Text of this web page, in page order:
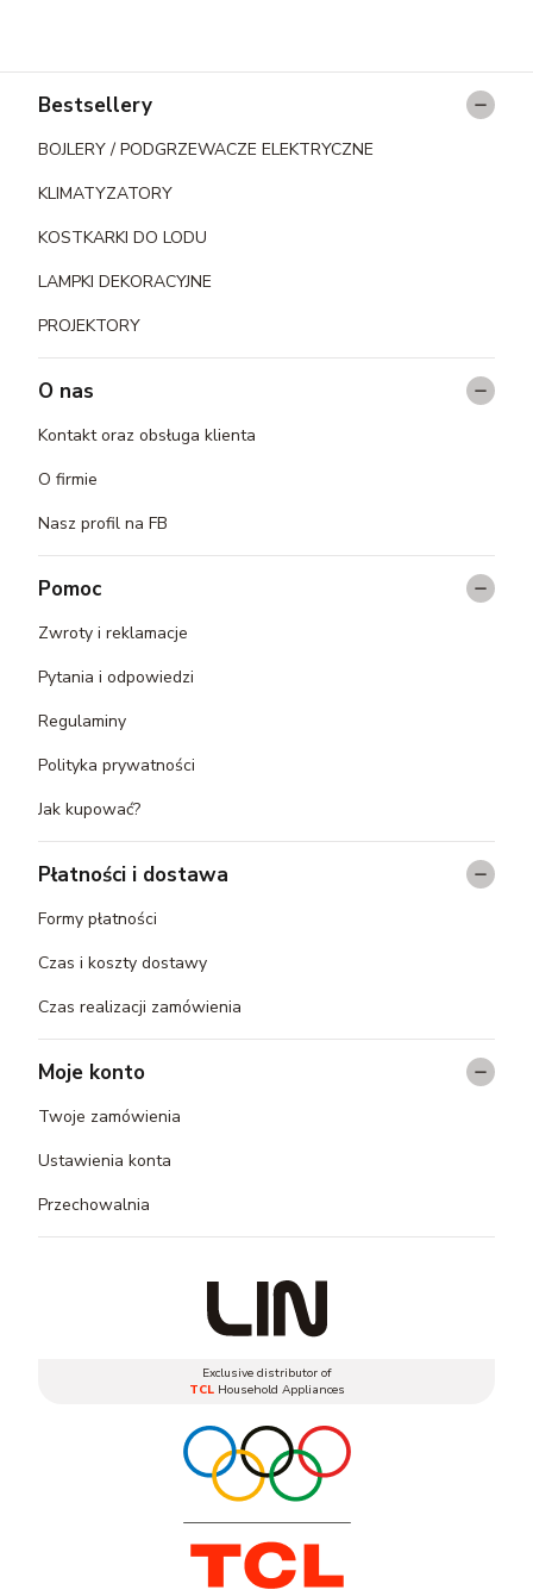
Linki w stopce
Bestsellery
BOJLERY / PODGRZEWACZE ELEKTRYCZNE
KLIMATYZATORY
KOSTKARKI DO LODU
LAMPKI DEKORACYJNE
PROJEKTORY
O nas
Kontakt oraz obsługa klienta
O firmie
Nasz profil na FB
Pomoc
Zwroty i reklamacje
Pytania i odpowiedzi
Regulaminy
Polityka prywatności
Jak kupować?
Płatności i dostawa
Formy płatności
Czas i koszty dostawy
Czas realizacji zamówienia
Moje konto
Twoje zamówienia
Ustawienia konta
Przechowalnia
Exclusive distributor of
TCLHousehold Appliances